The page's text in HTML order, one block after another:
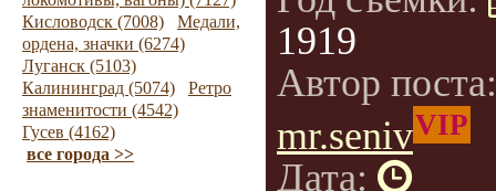
Кисловодск (7008)
Медали,
ордена, значки (6274)
Луганск (5103)
Калининград (5074)
Ретро
знаменитости (4542)
Гусев (4162)
все города >>
1919
Автор
mr.senivVIP
Дата: